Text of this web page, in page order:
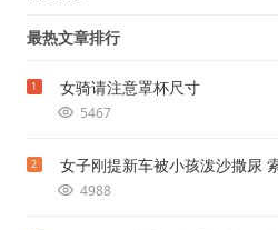
最热文章排行
1 女骑请注意罩杯尺寸
5467
2 女子刚提新车被小孩泼沙撒尿
4988